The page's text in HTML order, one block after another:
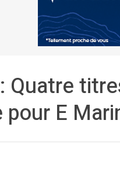
Quatre
pour E